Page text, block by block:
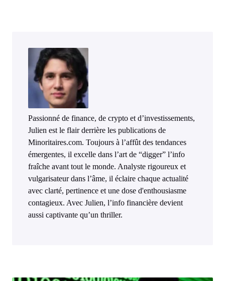
Passionné de finance, de crypto et d’investissements,
Julien est le flair derrière les publications de
Minoritaires.com. Toujours à l’affût des tendances
émergentes, il excelle dans l’art de “digger” l’info
fraîche avant tout le monde. Analyste rigoureux et
vulgarisateur dans l’âme, il éclaire chaque actualité
avec clarté, pertinence et une dose d'enthousiasme
contagieux. Avec Julien, l’info financière devient
aussi captivante qu’un thriller.